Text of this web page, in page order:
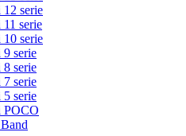
serie
serie
serie
serie
serie
serie
serie
POCO